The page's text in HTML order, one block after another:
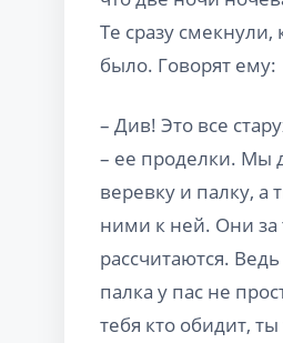
Те сразу смекнули,
было. Говорят ему:
– Див! Это все
– ее проделки. Мы
веревку и палку, а
ними к ней. Они за
рассчитаются.
палка у пас не
тебя кто обидит,